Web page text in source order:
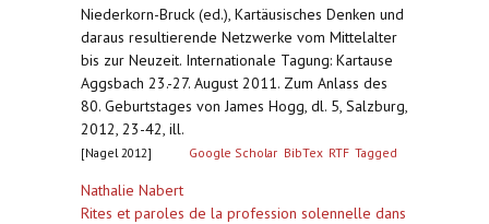
Niederkorn-Bruck (ed.), Kartäusisches Denken und
daraus resultierende Netzwerke vom Mittelalter
bis zur Neuzeit. Internationale Tagung: Kartause
Aggsbach 23.-27. August 2011. Zum Anlass des
80. Geburtstages von James Hogg, dl. 5, Salzburg,
2012, 23-42, ill.
[Nagel 2012] Google Scholar BibTex RTF Tagged
Nathalie Nabert
Rites et paroles de la profession solennelle dans